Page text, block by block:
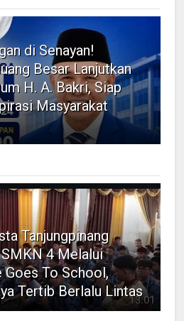
di Senayan!
Besar Lanjutkan
H. A. Bakri, Siap
Masyarakat
Tanjungpinang
4 Melalui
To School,
Tertib Berlalu Lintas